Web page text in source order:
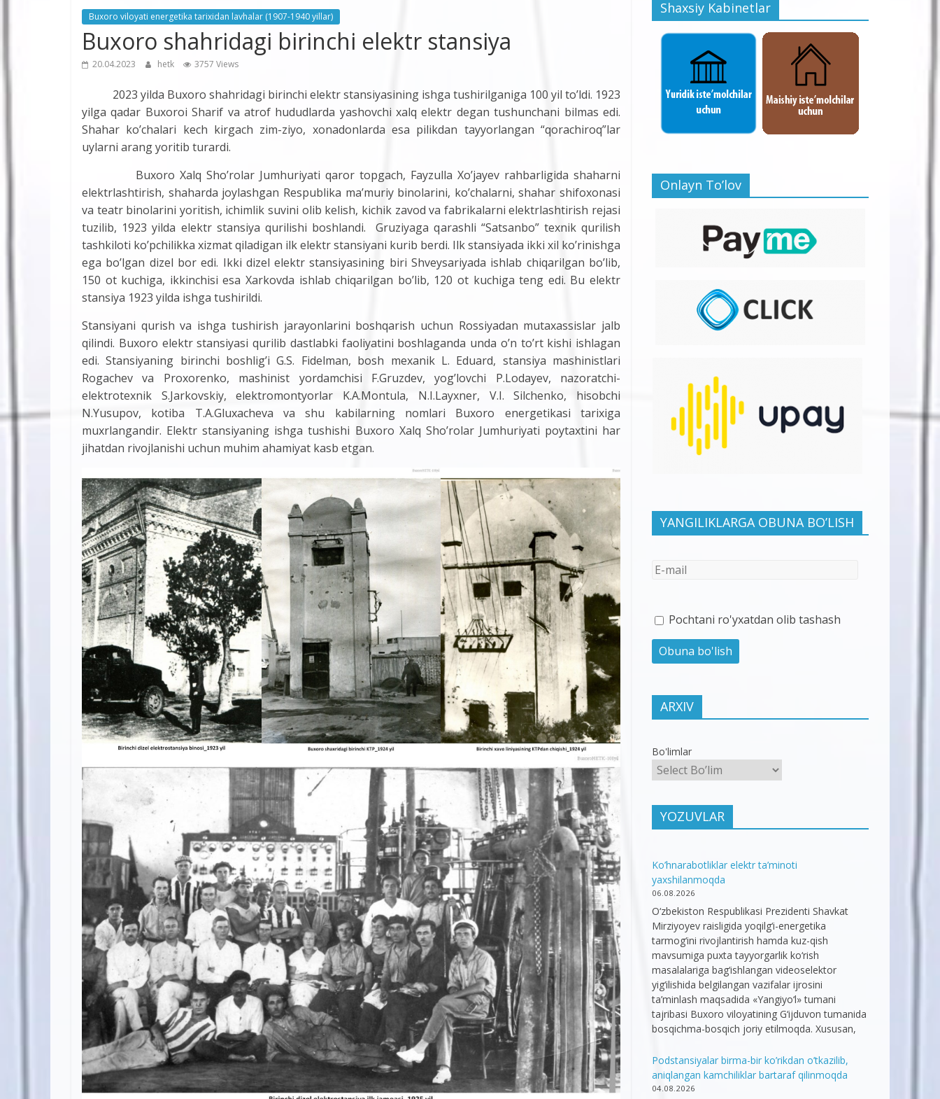
Buxoro viloyati energetika tarixidan lavhalar (1907-1940 yillar)
Buxoro shahridagi birinchi elektr stansiya
20.04.2023 hetk 3757 Views
2023 yilda Buxoro shahridagi birinchi elektr stansiyasining ishga tushirilganiga 100 yil to’ldi. 1923
yilga qadar Buxoroi Sharif va atrof hududlarda yashovchi xalq elektr degan tushunchani bilmas edi.
Shahar ko’chalari kech kirgach zim-ziyo, xonadonlarda esa pilikdan tayyorlangan “qorachiroq”lar
uylarni arang yoritib turardi.
Buxoro Xalq Sho’rolar Jumhuriyati qaror topgach, Fayzulla Xo’jayev rahbarligida shaharni
elektrlashtirish, shaharda joylashgan Respublika ma’muriy binolarini, ko’chalarni, shahar shifoxonasi
va teatr binolarini yoritish, ichimlik suvini olib kelish, kichik zavod va fabrikalarni elektrlashtirish rejasi
tuzilib, 1923 yilda elektr stansiya qurilishi boshlandi. Gruziyaga qarashli “Satsanbo” texnik qurilish
tashkiloti ko’pchilikka xizmat qiladigan ilk elektr stansiyani kurib berdi. Ilk stansiyada ikki xil ko’rinishga
ega bo’lgan dizel bor edi. Ikki dizel elektr stansiyasining biri Shveysariyada ishlab chiqarilgan bo’lib,
150 ot kuchiga, ikkinchisi esa Xarkovda ishlab chiqarilgan bo’lib, 120 ot kuchiga teng edi. Bu elektr
stansiya 1923 yilda ishga tushirildi.
Stansiyani qurish va ishga tushirish jarayonlarini boshqarish uchun Rossiyadan mutaxassislar jalb
qilindi. Buxoro elektr stansiyasi qurilib dastlabki faoliyatini boshlaganda unda o’n to’rt kishi ishlagan
edi. Stansiyaning birinchi boshlig’i G.S. Fidelman, bosh mexanik L. Eduard, stansiya mashinistlari
Rogachev va Proxorenko, mashinist yordamchisi F.Gruzdev, yog’lovchi P.Lodayev, nazoratchi-
elektrotexnik S.Jarkovskiy, elektromontyorlar K.A.Montula, N.I.Layxner, V.I. Silchenko, hisobchi
N.Yusupov, kotiba T.A.Gluxacheva va shu kabilarning nomlari Buxoro energetikasi tarixiga
muxrlangandir. Elektr stansiyaning ishga tushishi Buxoro Xalq Sho’rolar Jumhuriyati poytaxtini har
jihatdan rivojlanishi uchun muhim ahamiyat kasb etgan.
Shaxsiy Kabinetlar
Onlayn To’lov
YANGILIKLARGA OBUNA BO’LISH
Pochtani ro'yxatdan olib tashash
ARXIV
Bo'limlar
YOZUVLAR
Ko’hnarabotliklar elektr ta’minoti
yaxshilanmoqda
06.08.2026
O‘zbekiston Respublikasi Prezidenti Shavkat
Mirziyoyev raisligida yoqilg‘i-energetika
tarmog‘ini rivojlantirish hamda kuz-qish
mavsumiga puxta tayyorgarlik ko‘rish
masalalariga bag‘ishlangan videoselektor
yig‘ilishida belgilangan vazifalar ijrosini
ta’minlash maqsadida «Yangiyo‘l» tumani
tajribasi Buxoro viloyatining G‘ijduvon tumanida
bosqichma-bosqich joriy etilmoqda. Xususan,
Podstansiyalar birma-bir ko’rikdan o’tkazilib,
aniqlangan kamchiliklar bartaraf qilinmoqda
04.08.2026